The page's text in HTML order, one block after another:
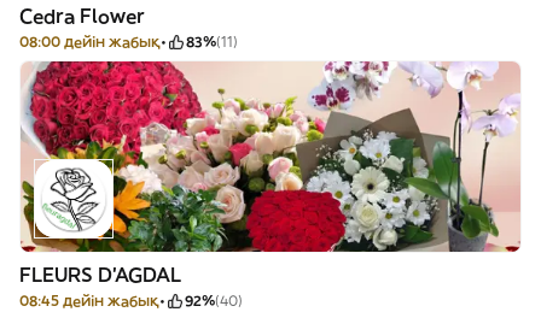
Cedra Flower
08:00 дейін жабық 83%(11)
FLEURS D'AGDAL
08:45 дейін жабық 92%(40)